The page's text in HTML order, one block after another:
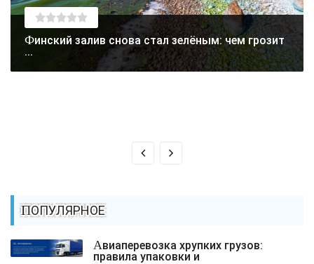
Финский залив снова стал зелёным: чем грозит
...
ПОПУЛЯРНОЕ
Авиаперевозка хрупких грузов:
правила упаковки и